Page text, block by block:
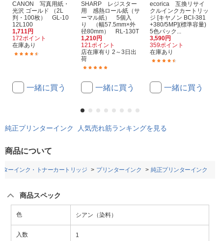
CANON 写真用紙・
光沢 ゴールド （2L
判・100枚） GL-10
12L100
1,711円
172ポイント
在庫あり
一緒に買う
SHARP レジスター
用 感熱ロール紙（サ
ーマル紙） 5個入
り （幅57.5mm×外
径80mm） RL-130T
1,210円
121ポイント
店在庫有り 2～3日出
荷
一緒に買う
ecorica 互換リサイ
クルインクカートリッ
ジ [キヤノン BCI-381
+380/5MP](標準容量)
5色パック...
3,590円
359ポイント
在庫あり
一緒に買う
純正プリンターインク 人気売れ筋ランキングを見る
商品について
ターインク・トナーカートリッジ プリンターインク 純正プリンターインク
商品スペック
色 シアン（染料）
入数 1